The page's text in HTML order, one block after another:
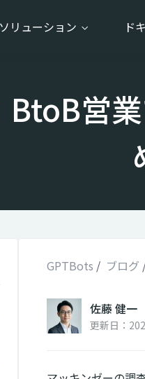
ソリューション ド
営
GPTBots / ブログ
佐藤 健一
更新日：